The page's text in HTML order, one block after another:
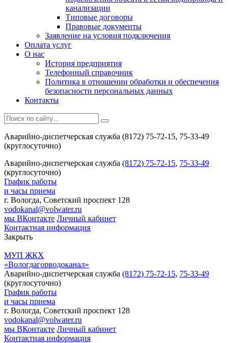
канализации
Типовые договоры
Правовые документы
Заявление на условия подключения
Оплата услуг
О нас
История предприятия
Телефонный справочник
Политика в отношении обработки и обеспечения
безопасности персональных данных
Контакты
Аварийно-диспетчерская служба (8172) 75-72-15, 75-33-49
(круглосуточно)
Аварийно-диспетчерская служба (8172) 75-72-15, 75-33-49
(круглосуточно)
График работы
и часы приема
г. Вологда, Советский проспект 128
vodokanal@volwater.ru
мы ВКонтакте Личный кабинет
Контактная информация
Закрыть
МУП ЖКХ
«Вологдагорводоканал»
Аварийно-диспетчерская служба (8172) 75-72-15, 75-33-49
(круглосуточно)
График работы
и часы приема
г. Вологда, Советский проспект 128
vodokanal@volwater.ru
мы ВКонтакте Личный кабинет
Контактная информация